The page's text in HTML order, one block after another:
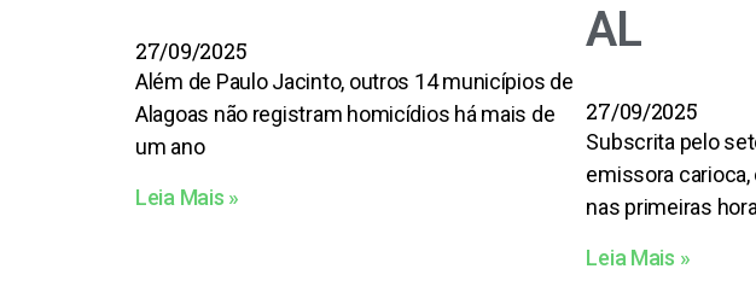
27/09/2025
Além de Paulo Jacinto, outros 14 municípios de
Alagoas não registram homicídios há mais de
um ano
Leia Mais »
AL
27/09/2025
Subscrita pelo
emissora
nas primeiras
Leia Mais »